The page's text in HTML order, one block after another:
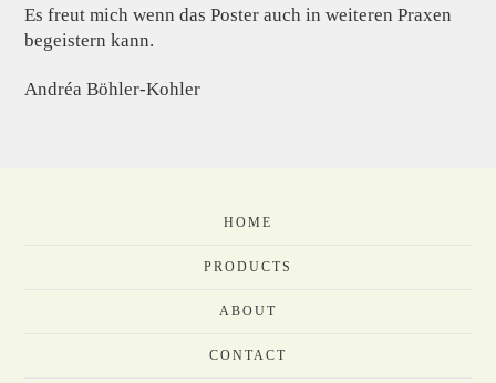
Es freut mich wenn das Poster auch in weiteren Praxen
begeistern kann.
Andréa Böhler-Kohler
HOME
PRODUCTS
ABOUT
CONTACT